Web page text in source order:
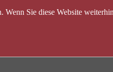
Sie diese Website